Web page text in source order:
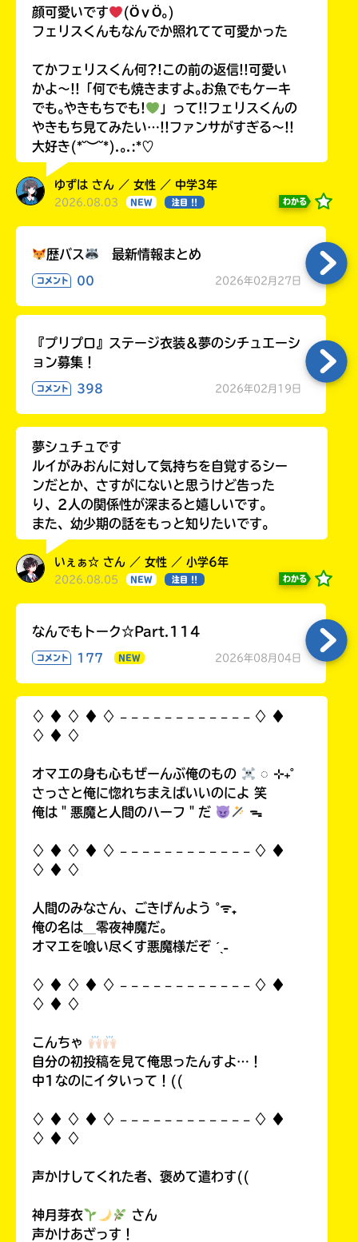
顔可愛いです
(ӦｖӦ｡)
フェリスくんもなんでか照れてて可愛かった
てかフェリスくん何?!この前の返信!!可愛い
かよ〜!!「何でも焼きますよ｡お魚でもケーキ
でも｡やきもちでも!
」って!!フェリスくんの
やきもち見てみたい…!!ファンサがすぎる〜!!
大好き(*˘︶˘*).｡.:*♡
ゆずは さん ／ 女性 ／ 中学3年
2026.08.03 NEW 注目 !! わかる
歴バス 最新情報まとめ
コメント 00 2026年02月27日
『プリプロ』ステージ衣装＆夢のシチュエーシ
ョン募集！
コメント 398 2026年02月19日
夢シュチュです
ルイがみおんに対して気持ちを自覚するシー
ンだとか、さすがにないと思うけど告った
り、2人の関係性が深まると嬉しいです。
また、幼少期の話をもっと知りたいです。
いぇぁ☆ さん ／ 女性 ／ 小学6年
2026.08.05 NEW 注目 !! わかる
なんでもトーク☆Part.114
コメント 177 NEW 2026年08月04日
♢ ♦︎ ♢ ♦︎ ♢ 𓐄 𓐄 𓐄 𓐄 𓐄 𓐄 𓐄 𓐄 𓐄 𓐄 𓐄 𓐄 ♢ ♦︎
♢ ♦︎ ♢
オマエの身も心もぜーんぶ俺のもの
◌ ⊹₊˚
さっさと俺に惚れちまえばいいのによ 笑
俺は＂悪魔と人間のハーフ＂だ
ᯓ
♢ ♦︎ ♢ ♦︎ ♢ 𓐄 𓐄 𓐄 𓐄 𓐄 𓐄 𓐄 𓐄 𓐄 𓐄 𓐄 𓐄 ♢ ♦︎
♢ ♦︎ ♢
人間のみなさん、ごきげんよう ˚ᯤ₊
俺の名は＿零夜神魔だ。
オマエを喰い尽くす悪魔様だぞ ˊˎ˗
♢ ♦︎ ♢ ♦︎ ♢ 𓐄 𓐄 𓐄 𓐄 𓐄 𓐄 𓐄 𓐄 𓐄 𓐄 𓐄 𓐄 ♢ ♦︎
♢ ♦︎ ♢
こんちゃ
自分の初投稿を見て俺思ったんすよ…！
中1なのにイタいって！((
♢ ♦︎ ♢ ♦︎ ♢ 𓐄 𓐄 𓐄 𓐄 𓐄 𓐄 𓐄 𓐄 𓐄 𓐄 𓐄 𓐄 ♢ ♦︎
♢ ♦︎ ♢
声かけしてくれた者、褒めて遣わす((
神月芽衣
さん
声かけあざっす！
い
え
内
に
エ
ラ
ー
あ
る
の
う
確
し
ね
る